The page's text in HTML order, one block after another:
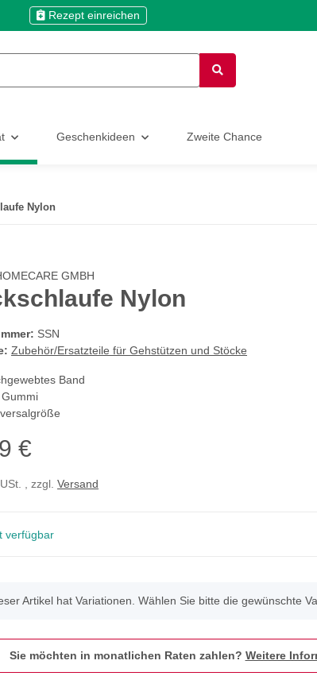
Rezept einreichen
Geschenkideen Zweite Chance
Nylon
GMBH
Nylon
SSN
Zubehör/Ersatzteile für Gehstützen und Stöcke
Band
€
, zzgl. Versand
verfügbar
Artikel hat Variationen. Wählen Sie bitte die gewünschte
Sie möchten in monatlichen Raten zahlen? Weitere